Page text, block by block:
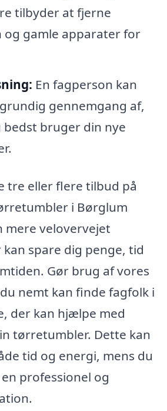
tilbyder at fjerne
og gamle apparater for
En fagperson kan
gennemgang af,
bruger din nye
tre eller flere tilbud på
i Børglum
mere velovervejet
spare dig penge, tid
Gør brug af vores
nemt kan finde fagfolk i
der kan hjælpe med
tørretumbler. Dette kan
tid og energi, mens du
professionel og